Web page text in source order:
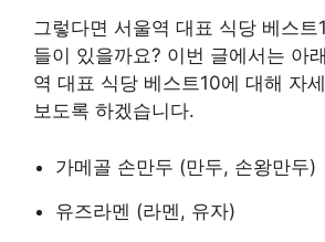
그렇다면 서울역 대표 식당 베스트
들이 있을까요? 이번 글에서는 아
역 대표 식당 베스트10에 대해 자
보도록 하겠습니다.
가메골 손만두 (만두, 손왕만두)
유즈라멘 (라멘, 유자)